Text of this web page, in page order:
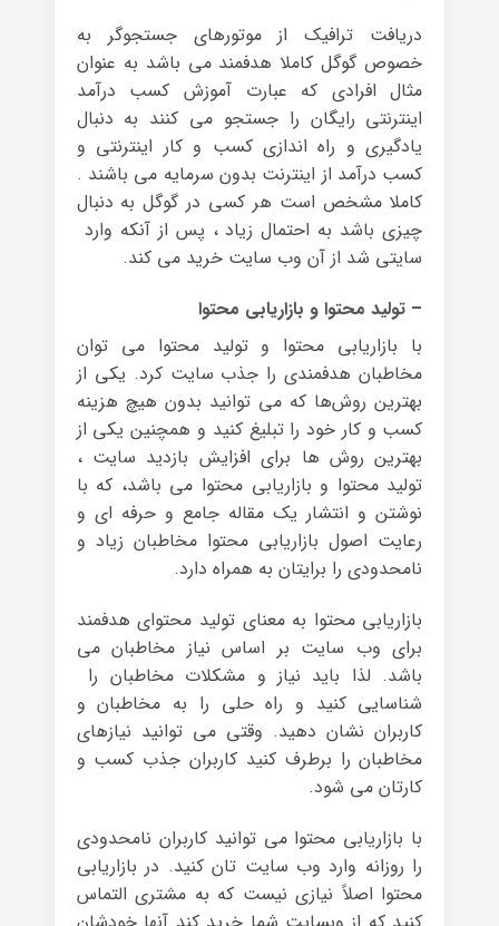
دریافت ترافیک از موتورهای جستجوگر به
خصوص گوگل کاملا هدفمند می باشد به عنوان
مثال افرادی که عبارت آموزش کسب درآمد
اینترنتی رایگان را جستجو می کنند به دنبال
یادگیری و راه اندازی کسب و کار اینترنتی و
کسب درآمد از اینترنت بدون سرمایه می باشند .
کاملا مشخص است هر کسی در گوگل به دنبال
چیزی باشد به احتمال زیاد ، پس از آنکه وارد
سایتی شد از آن وب سایت خرید می کند.
– تولید محتوا و بازاریابی محتوا
با بازاریابی محتوا و تولید محتوا می توان
مخاطبان هدفمندی را جذب سایت کرد. یکی از
بهترین روش‌ها که می توانید بدون هیچ هزینه
کسب و کار خود را تبلیغ کنید و همچنین یکی از
بهترین روش ها برای افزایش بازدید سایت ،
تولید محتوا و بازاریابی محتوا می باشد، که با
نوشتن و انتشار یک مقاله جامع و حرفه ای و
رعایت اصول بازاریابی محتوا مخاطبان زیاد و
نامحدودی را برایتان به همراه دارد.
بازاریابی محتوا به معنای تولید محتوای هدفمند
برای وب سایت بر اساس نیاز مخاطبان می
باشد. لذا باید نیاز و مشکلات مخاطبان را
شناسایی کنید و راه حلی را به مخاطبان و
کاربران نشان دهید. وقتی می توانید نیازهای
مخاطبان را برطرف کنید کاربران جذب کسب و
کارتان می شود.
با بازاریابی محتوا می توانید کاربران نامحدودی
را روزانه وارد وب سایت تان کنید. در بازاریابی
محتوا اصلاً نیازی نیست که به مشتری التماس